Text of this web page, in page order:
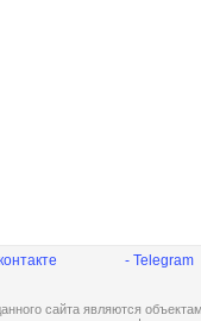
- Telegram
сайта являются